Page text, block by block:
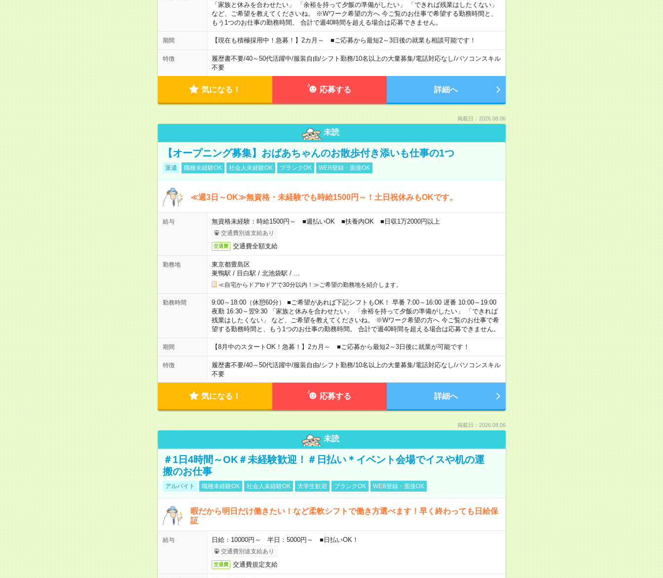
「家族と休みを合わせたい」 「余裕を持って夕飯の準備がしたい」 「できれば残業はしたくない」
など、ご希望を教えてくださいね。 ※Wワーク希望の方へ 今ご覧のお仕事で希望する勤務時間と、
もう1つのお仕事の勤務時間。 合計で週40時間を超える場合は応募できません。
期間 【現在も積極採用中！急募！】2カ月～ ■ご応募から最短2～3日後の就業も相談可能です！
特徴 履歴書不要/40～50代活躍中/服装自由/シフト勤務/10名以上の大量募集/電話対応なし/パソコンスキル
不要
気になる！ 応募する 詳細へ
掲載日：2026.08.06
未読
【オープニング募集】おばあちゃんのお散歩付き添いも仕事の1つ
派遣 職種未経験OK 社会人未経験OK ブランクOK WEB登録・面接OK
≪週3日～OK≫無資格・未経験でも時給1500円～！土日祝休みもOKです。
給与 無資格未経験：時給1500円～ ■週払いOK ■扶養内OK ■日収1万2000円以上
交通費別途支給あり
交通費 交通費全額支給
勤務地
東京都豊島区
巣鴨駅 / 目白駅 / 北池袋駅 /
≪自宅からドアtoドアで30分以内！≫ご希望の勤務地を紹介します。
勤務時間
9:00～18:00（休憩60分） ■ご希望があれば下記シフトもOK！ 早番 7:00～16:00 遅番 10:00～19:00
夜勤 16:30～翌9:30 「家族と休みを合わせたい」 「余裕を持って夕飯の準備がしたい」 「できれば
残業はしたくない」 など、ご希望を教えてくださいね。 ※Wワーク希望の方へ 今ご覧のお仕事で希
望する勤務時間と、もう1つのお仕事の勤務時間。 合計で週40時間を超える場合は応募できません。
期間 【8月中のスタートOK！急募！】2カ月～ ■ご応募から最短2～3日後に就業が可能です！
特徴 履歴書不要/40～50代活躍中/服装自由/シフト勤務/10名以上の大量募集/電話対応なし/パソコンスキル
不要
気になる！ 応募する 詳細へ
掲載日：2026.08.06
未読
＃1日4時間～OK＃未経験歓迎！＃日払い＊イベント会場でイスや机の運
搬のお仕事
アルバイト 職種未経験OK 社会人未経験OK 大学生歓迎 ブランクOK WEB登録・面接OK
暇だから明日だけ働きたい！など柔軟シフトで働き方選べます！早く終わっても日給保
証
給与 日給：10000円～ 半日：5000円～ ■日払いOK！
交通費別途支給あり
交通費 交通費規定支給